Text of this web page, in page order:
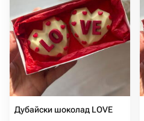
Дубайски шоколад LOVE